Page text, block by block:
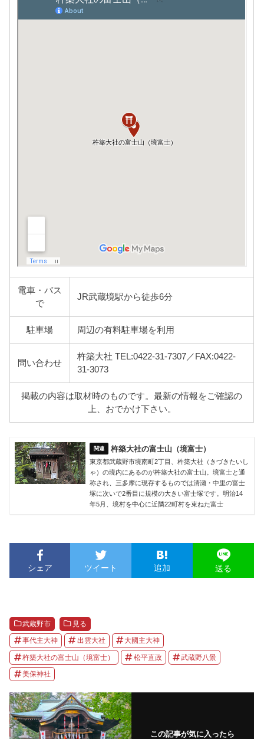
電車・バス
で
JR武蔵境駅から徒歩6分
駐車場 周辺の有料駐車場を利用
問い合わせ
杵築大社 TEL:0422-31-7307／FAX:0422-
31-3073
掲載の内容は取材時のものです。最新の情報をご確認の
上、おでかけ下さい。
杵築大社の富士山（境富士）
東京都武蔵野市境南町2丁目、杵築大社（きづきたいし
ゃ）の境内にあるのが杵築大社の富士山。境富士と通
称され、三多摩に現存するものでは清瀬・中里の富士
塚に次いで2番目に規模の大きい富士塚です。明治14
年5月、境村を中心に近隣22町村を束ねた富士
シェア ツイート 追加 送る
武蔵野市 見る
事代主大神 出雲大社 大國主大神
杵築大社の富士山（境富士） 松平直政 武蔵野八景
美保神社
この記事が気に入ったら